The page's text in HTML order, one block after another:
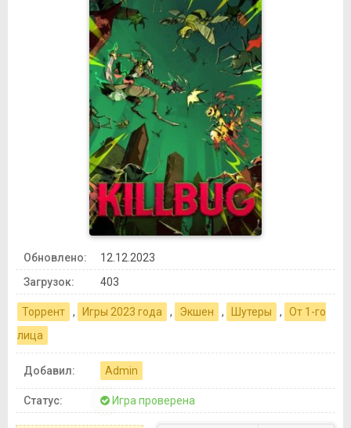
Обновлено:
12.12.2023
Загрузок:
403
Торрент , Игры 2023 года , Экшен , Шутеры ,
От 1-го
лица
Добавил: Admin
Статус: Игра проверена